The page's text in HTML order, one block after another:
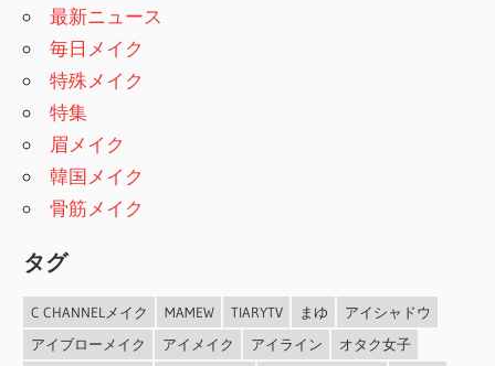
最新ニュース
毎日メイク
特殊メイク
特集
眉メイク
韓国メイク
骨筋メイク
タグ
C CHANNELメイク MAMEW TIARYTV まゆ
アイシャドウ
アイブローメイク
アイメイク アイライン
オタク女子